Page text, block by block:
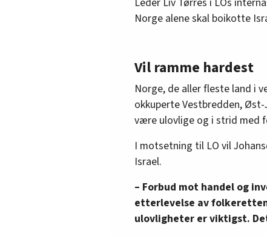
Norge alene skal boikotte
Vil ramme hardest
Norge, de aller fleste land i
okkuperte Vestbredden,
være ulovlige og i strid med
I motsetning til LO vil
Israel.
– Forbud mot handel og
etterlevelse av
ulovligheter er viktigst.